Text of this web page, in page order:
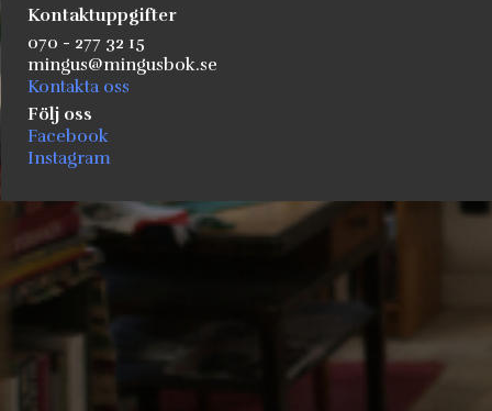
Kontaktuppgifter
070 - 277 32 15
mingus@mingusbok.se
Kontakta oss
Följ oss
Facebook
Instagram